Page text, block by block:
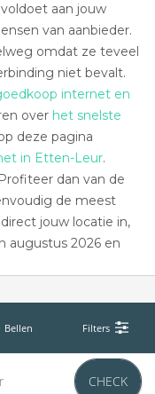
aan jouw
van aanbieder.
omdat ze teveel
niet bevalt.
internet en
over het snelste
deze pagina
in Etten-Leur.
dan van de
de meest
jouw locatie in,
augustus 2026 en
Bellen Filters
CHECK